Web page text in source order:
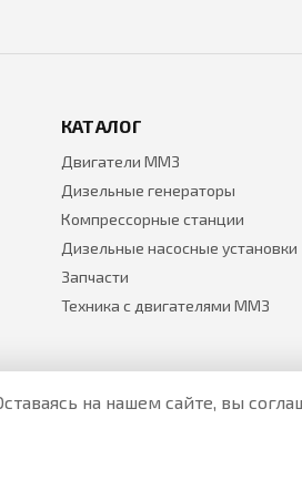
КАТАЛОГ
Двигатели ММЗ
Дизельные генераторы
Компрессорные станции
Дизельные насосные установки
Запчасти
Техника с двигателями ММЗ
на нашем сайте, вы